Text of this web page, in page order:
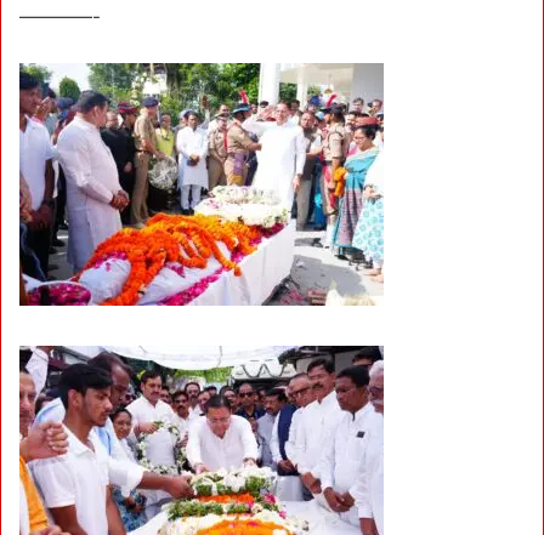
————-